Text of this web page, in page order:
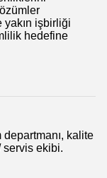
yakın işbirliği
hedefine
departmanı, kalite
servis ekibi.